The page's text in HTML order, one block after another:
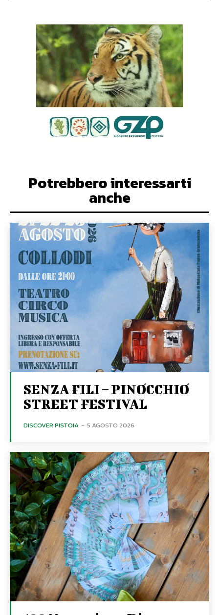
Potrebbero interessarti
anche
SENZA FILI – PINOCCHIO
STREET FESTIVAL
DISCOVER PISTOIA - 5 AGOSTO 2026